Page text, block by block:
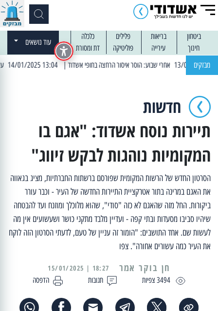
ביטחון בריאות פלילים
כלכלה
חינוך
עירייה פוליטיקה דת ומסורת
עוד נושאים
מבזקים | 13:04 14/01/2025 עובדים בלילות: עבודות קרצוף וריבוד אספלט
חדשות
תיירות נוסח אשדוד: "אגם בו
המקומיות נוהגות לבקש זיווג"
הסרטון החדש של הרשות המקומית שפורסם ברשתות החברתיות, מציג בגאווה
את האגם במרינה בתור אטרקציית התיירות החדשה של העיר - וכבר עורר
ביקורות. החל מזה שהאגם לא כזה "סודי", שהוא מלוכלך ומוזנח ועד להבטחה
שיהיו סביבו מסעדות ובתי קפה - ועדיין מלבד מתקני כושר ושעשועים אין מה
לעשות שם. אחד התושבים: "הומור זה עניין של טעם, לדעתי הסרטון הזה לוקח
את העיר כמה עשורים אחורה". צפו
3494 צפיות תגובות הדפסה
18:27 | 15/01/2025